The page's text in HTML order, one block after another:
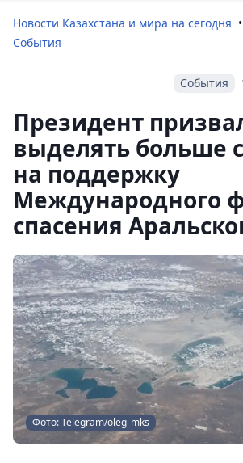
Новости Казахстана и мира на сегодня
События
События
Президент
выделять больше
на поддержку
Международного
спасения
Фото: Telegram/oleg_mks